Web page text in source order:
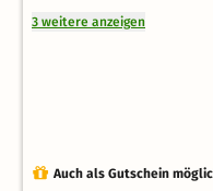
3 weitere anzeigen
Auch als Gutschein